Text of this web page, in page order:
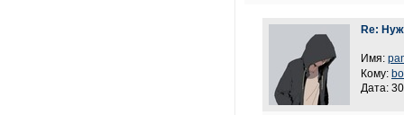
Re:
Имя:
Кому:
Дата: